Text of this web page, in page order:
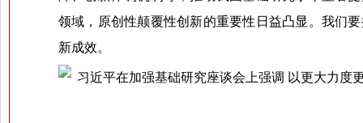
领域，原创性颠覆性创新的重要性日益凸显。我们
新成效。